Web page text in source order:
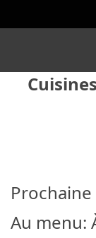
Au menu: